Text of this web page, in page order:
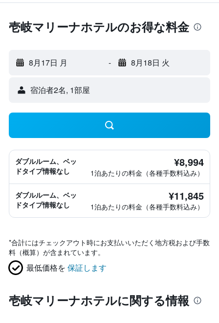
壱岐マリーナホテルのお得な料金
8月17日 月 - 8月18日 火
宿泊者2名, 1​部屋
ダブルルーム、ベッ
ドタイプ情報なし
¥8,994
1泊あたりの料金（各種手数料込み）
ダブルルーム、ベッ
ドタイプ情報なし
¥11,845
1泊あたりの料金（各種手数料込み）
*合計にはチェックアウト時にお支払いいただく地方税および手数
料（概算）が含まれています。
最低価格を 保証します
壱岐マリーナホテルに関する情報